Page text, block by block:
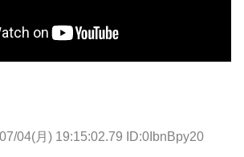
04(月) 19:15:02.79 ID:0IbnBpy20